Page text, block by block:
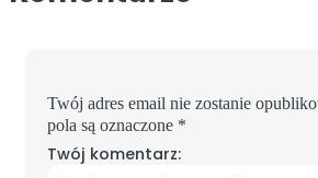
Twój adres email nie zostanie
pola są oznaczone *
Twój komentarz: